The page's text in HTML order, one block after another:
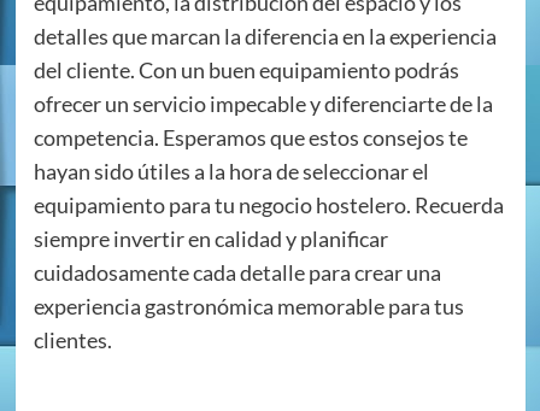
detalles que marcan la diferencia en la experiencia
del cliente. Con un buen equipamiento podrás
ofrecer un servicio impecable y diferenciarte de la
competencia. Esperamos que estos consejos te
hayan sido útiles a la hora de seleccionar el
equipamiento para tu negocio hostelero. Recuerda
siempre invertir en calidad y planificar
cuidadosamente cada detalle para crear una
experiencia gastronómica memorable para tus
clientes.